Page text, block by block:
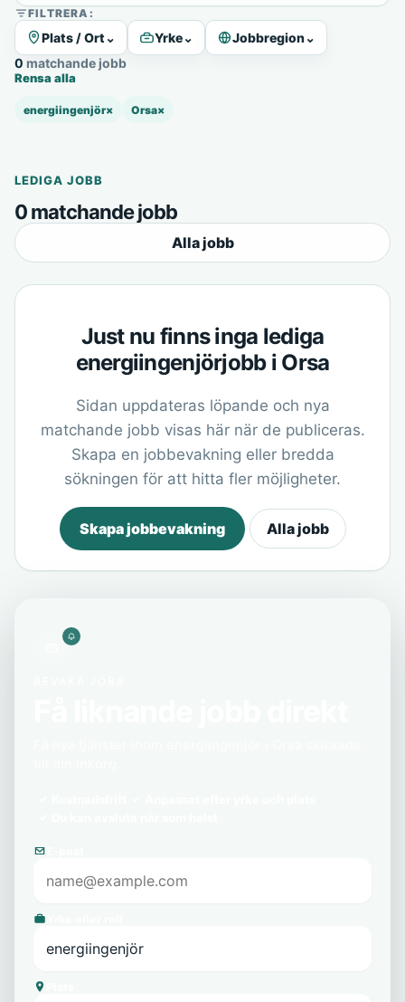
FILTRERA:
Plats / Ort ⌄ Yrke⌄ Jobbregion⌄
0 matchande jobb
Rensa alla
energiingenjör× Orsa×
LEDIGA JOBB
0 matchande jobb
Alla jobb
Just nu finns inga lediga
energiingenjörjobb i Orsa
Sidan uppdateras löpande och nya
matchande jobb visas här när de publiceras.
Skapa en jobbevakning eller bredda
sökningen för att hitta fler möjligheter.
Skapa jobbevakning Alla jobb